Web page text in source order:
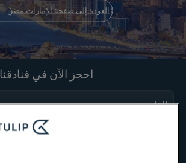
العودة إلى صفحة الإمارات مصر
احجز الآن في فنادقنا GOLDEN TULIP